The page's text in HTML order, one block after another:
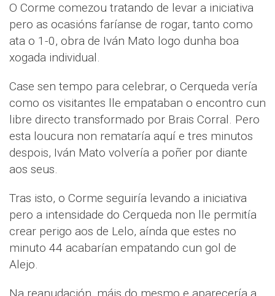
O Corme comezou tratando de levar a iniciativa
pero as ocasións faríanse de rogar, tanto como
ata o 1-0, obra de Iván Mato logo dunha boa
xogada individual.
Case sen tempo para celebrar, o Cerqueda vería
como os visitantes lle empataban o encontro cun
libre directo transformado por Brais Corral. Pero
esta loucura non remataría aquí e tres minutos
despois, Iván Mato volvería a poñer por diante
aos seus.
Tras isto, o Corme seguiría levando a iniciativa
pero a intensidade do Cerqueda non lle permitía
crear perigo aos de Lelo, aínda que estes no
minuto 44 acabarían empatando cun gol de
Alejo.